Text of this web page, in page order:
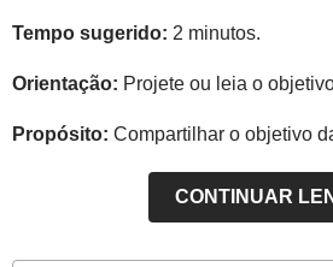
Tempo sugerido: 2 minutos.
Orientação: Projete ou leia o
Propósito: Compartilhar o objetivo
CONTINUAR